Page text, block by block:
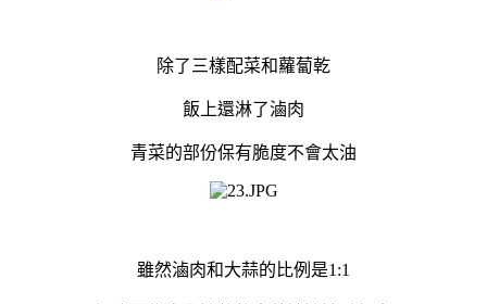
除了三樣配菜和蘿蔔乾
飯上還淋了滷肉
青菜的部份保有脆度不會太油
雖然滷肉和大蒜的比例是1:1